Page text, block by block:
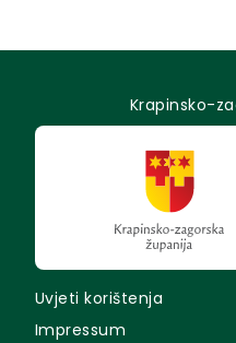
Krapinsko-
Uvjeti korištenja
Impressum